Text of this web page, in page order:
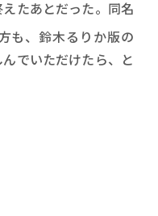
たあとだった。同名
も、鈴木るりか版の
でいただけたら、と